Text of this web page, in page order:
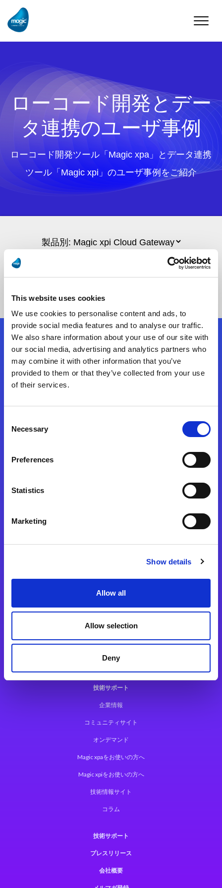
This website uses cookies
We use cookies to personalise content and ads, to
provide social media features and to analyse our traffic.
We also share information about your use of our site with
our social media, advertising and analytics partners who
may combine it with other information that you’ve
provided to them or that they’ve collected from your use
of their services.
Selection
Necessary
Preferences
Statistics
Marketing
Show details
Allow all
Allow selection
Deny
Toggle
ローコード開発とデー
タ連携のユーザ事例
ローコード開発ツール「Magic xpa」とデータ連携
ツール「Magic xpi」のユーザ事例をご紹介
お問合せ
フォローする
Magic xpa関連ソフトウェア
Magic xpi
Magic xpi製品詳細
Magic xpi購入後手続きのご案内
Magic xpi Cloud Gateway
技術サポート
企業情報
コミュニティサイト
オンデマンド
Magic xpaをお使いの方へ
Magic xpiをお使いの方へ
技術情報サイト
コラム
技術サポート
プレスリリース
会社概要